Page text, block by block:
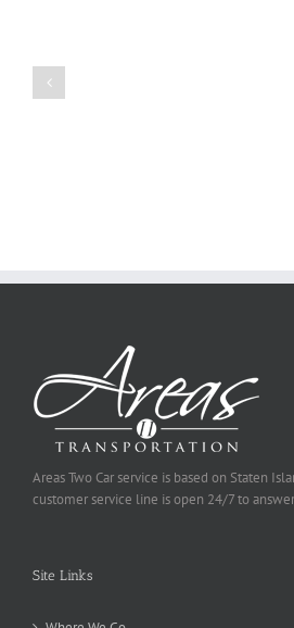
Areas Two Car service is based on Staten
customer service line is open 24/7 to
Site Links